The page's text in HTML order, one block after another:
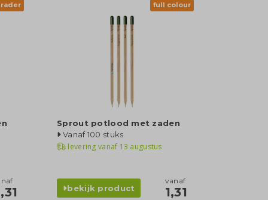
full colour
Sprout potlood met zaden
Vanaf 100 stuks
levering vanaf 13 augustus
bekijk product
vanaf
1,31